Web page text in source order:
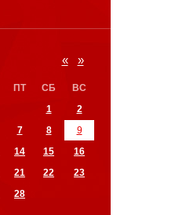
« »
ПТ СБ
ВС
1
2
7 8
9
14 15
16
21 22
23
28